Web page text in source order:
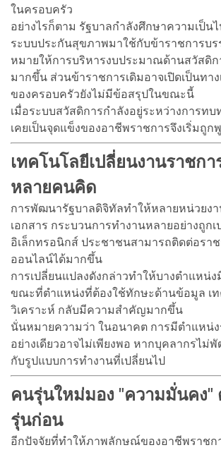
ในครอบครัว
อย่างไรก็ตาม รัฐบาลกำลังศึกษาความเป็น
ระบบประกันสุขภาพมาใช้กับข้าราชการบร
หมายให้การบริหารงบประมาณด้านสวัสดิ
มากขึ้น ส่วนข้าราชการเดิมอาจเปิดเป็นทา
ของครอบครัวยังไม่มีข้อสรุปในขณะนี้
เมื่อระบบสวัสดิการกำลังอยู่ระหว่างการท
เคยเป็นจุดแข็งของอาชีพราชการจึงเริ่มถูก
เทคโนโลยีเปลี่ยนงานราชกา
หลายคนคิด
การพัฒนารัฐบาลดิจิทัลทำให้หลายหน่วยง
เอกสาร กระบวนการทำงานหลายอย่างถูกเ
อิเล็กทรอนิกส์ ประชาชนสามารถติดต่อรา
ออนไลน์ได้มากขึ้น
การเปลี่ยนแปลงดังกล่าวทำให้บางตำแหน่
ขณะที่ตำแหน่งที่ต้องใช้ทักษะด้านข้อมูล เท
วิเคราะห์ กลับมีความสำคัญมากขึ้น
นั่นหมายความว่า ในอนาคต การมีตำแหน่ง
อย่างเดียวอาจไม่เพียงพอ หากบุคลากรไ
กับรูปแบบการทำงานที่เปลี่ยนไป
คนรุ่นใหม่มอง "ความมั่นคง"
รุ่นก่อน
อีกปัจจัยที่ทำให้ภาพลักษณ์ของอาชีพราชก